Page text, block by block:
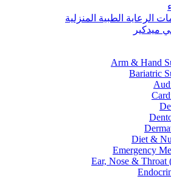
الرعاية الطبية المنزلية
ميدكير
Arm & Hand
Bariatric
Diet &
Emergency
Ear, Nose & Throat